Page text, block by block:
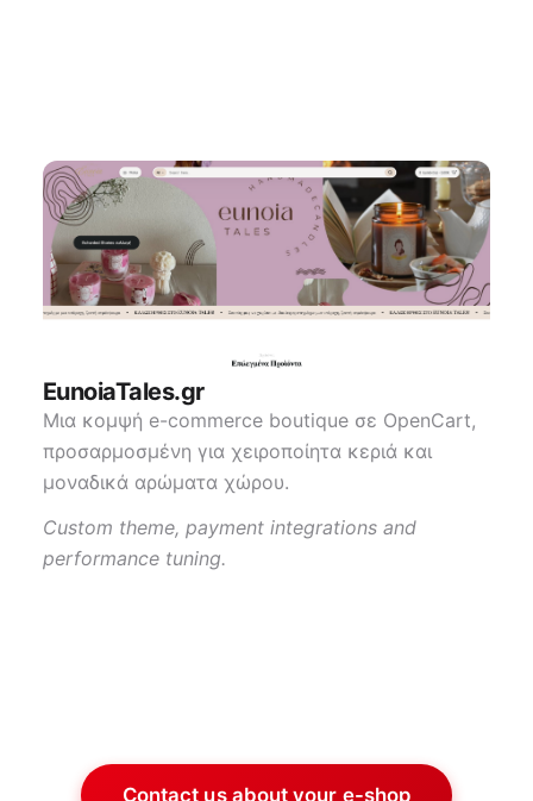
EunoiaTales.gr
Μια κομψή e-commerce boutique σε OpenCart,
προσαρμοσμένη για χειροποίητα κεριά και
μοναδικά αρώματα χώρου.
Custom theme, payment integrations and
performance tuning.
Contact us about your e-shop